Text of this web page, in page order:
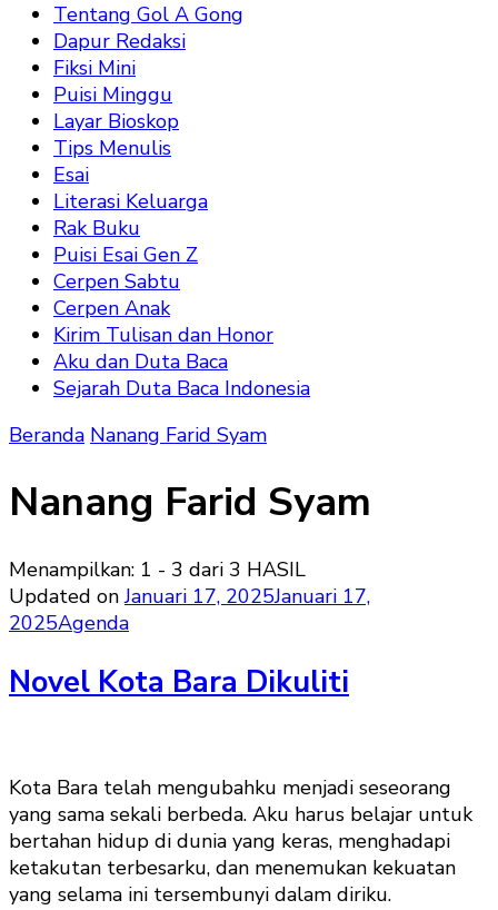
Tentang Gol A Gong
Dapur Redaksi
Fiksi Mini
Puisi Minggu
Layar Bioskop
Tips Menulis
Esai
Literasi Keluarga
Rak Buku
Puisi Esai Gen Z
Cerpen Sabtu
Cerpen Anak
Kirim Tulisan dan Honor
Aku dan Duta Baca
Sejarah Duta Baca Indonesia
Beranda Nanang Farid Syam
Nanang Farid Syam
Menampilkan: 1 - 3 dari 3 HASIL
Updated onJanuari 17, 2025Januari 17,
2025Agenda
Novel Kota Bara Dikuliti
Kota Bara telah mengubahku menjadi seseorang
yang sama sekali berbeda. Aku harus belajar untuk
bertahan hidup di dunia yang keras, menghadapi
ketakutan terbesarku, dan menemukan kekuatan
yang selama ini tersembunyi dalam diriku.